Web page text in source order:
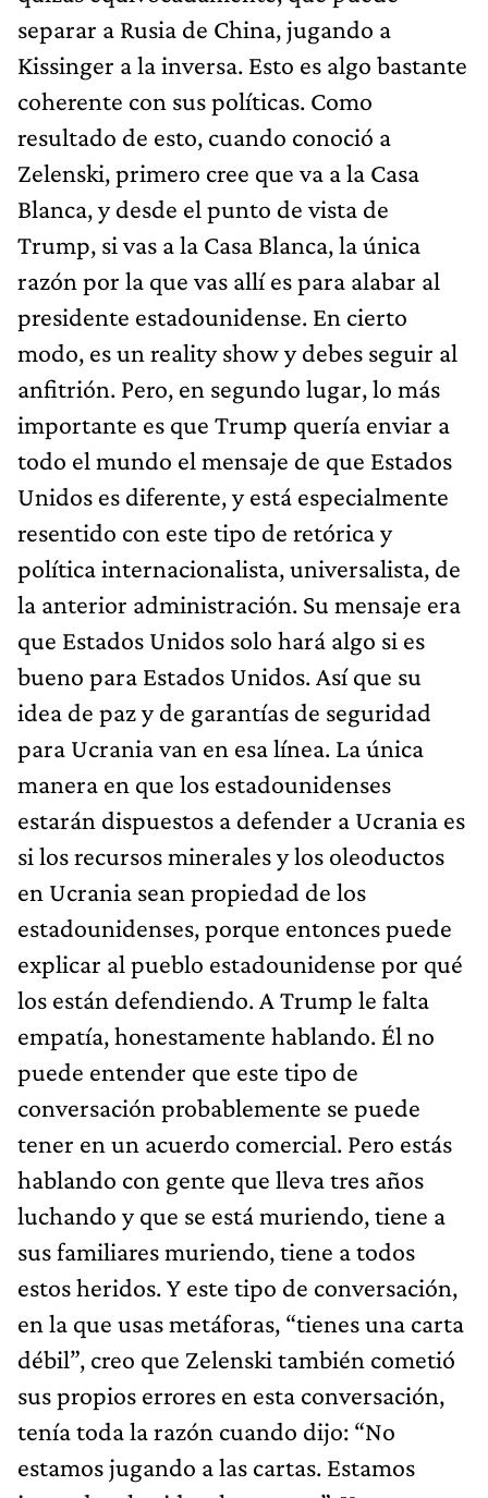
separar a Rusia de China, jugando a
Kissinger a la inversa. Esto es algo bastante
coherente con sus políticas. Como
resultado de esto, cuando conoció a
Zelenski, primero cree que va a la Casa
Blanca, y desde el punto de vista de
Trump, si vas a la Casa Blanca, la única
razón por la que vas allí es para alabar al
presidente estadounidense. En cierto
modo, es un reality show y debes seguir al
anfitrión. Pero, en segundo lugar, lo más
importante es que Trump quería enviar a
todo el mundo el mensaje de que Estados
Unidos es diferente, y está especialmente
resentido con este tipo de retórica y
política internacionalista, universalista, de
la anterior administración. Su mensaje era
que Estados Unidos solo hará algo si es
bueno para Estados Unidos. Así que su
idea de paz y de garantías de seguridad
para Ucrania van en esa línea. La única
manera en que los estadounidenses
estarán dispuestos a defender a Ucrania es
si los recursos minerales y los oleoductos
en Ucrania sean propiedad de los
estadounidenses, porque entonces puede
explicar al pueblo estadounidense por qué
los están defendiendo. A Trump le falta
empatía, honestamente hablando. Él no
puede entender que este tipo de
conversación probablemente se puede
tener en un acuerdo comercial. Pero estás
hablando con gente que lleva tres años
luchando y que se está muriendo, tiene a
sus familiares muriendo, tiene a todos
estos heridos. Y este tipo de conversación,
en la que usas metáforas, “tienes una carta
débil”, creo que Zelenski también cometió
sus propios errores en esta conversación,
tenía toda la razón cuando dijo: “No
estamos jugando a las cartas. Estamos